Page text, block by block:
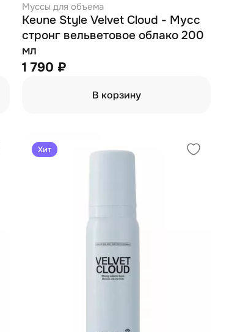
Муссы для объема
Keune Style Velvet Cloud - Мусс
стронг вельветовое облако 200
мл
1 790 ₽
В корзину
Хит